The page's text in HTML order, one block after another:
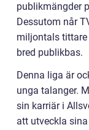
publikmängder
Dessutom når
miljontals tittare
bred publikbas.
Denna liga är
unga talanger.
sin karriär i
att utveckla